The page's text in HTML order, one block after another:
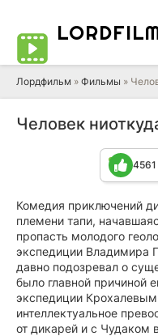
LORD
Лордфильм » Фильмы »
Человек
4561
Комедия приключений
племени тапи,
пропасть молодого
экспедиции Владимира
давно подозревал о
было главной причиной
экспедиции
интеллектуальное
от дикарей и с Чудаком